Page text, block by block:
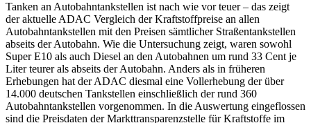
Tanken an Autobahntankstellen ist nach wie vor teuer – das zeigt
der aktuelle ADAC Vergleich der Kraftstoffpreise an allen
Autobahntankstellen mit den Preisen sämtlicher Straßentankstellen
abseits der Autobahn. Wie die Untersuchung zeigt, waren sowohl
Super E10 als auch Diesel an den Autobahnen um rund 33 Cent je
Liter teurer als abseits der Autobahn. Anders als in früheren
Erhebungen hat der ADAC diesmal eine Vollerhebung der über
14.000 deutschen Tankstellen einschließlich der rund 360
Autobahntankstellen vorgenommen. In die Auswertung eingeflossen
sind die Preisdaten der Markttransparenzstelle für Kraftstoffe im